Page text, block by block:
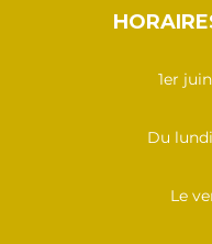
1er
Du
Le